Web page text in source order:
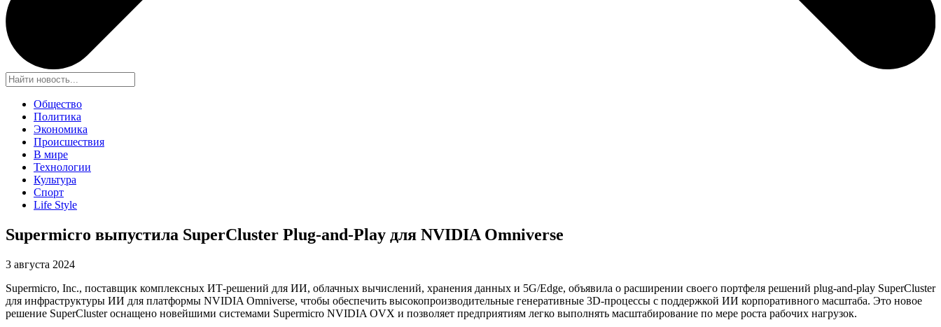
Общество
Политика
Экономика
Происшествия
В мире
Технологии
Культура
Спорт
Life Style
Supermicro выпустила SuperCluster Plug-and-Play для NVIDIA Omniverse
3 августа 2024
Supermicro, Inc., поставщик комплексных ИТ-решений для ИИ, облачных вычислений, хранения данных и 5G/Edge, объявила о расширении своего портфеля решений plug-and-play SuperCluster
для инфраструктуры ИИ для платформы NVIDIA Omniverse, чтобы обеспечить высокопроизводительные генеративные 3D-процессы с поддержкой ИИ корпоративного масштаба. Это новое
решение SuperCluster оснащено новейшими системами Supermicro NVIDIA OVX и позволяет предприятиям легко выполнять масштабирование по мере роста рабочих нагрузок.